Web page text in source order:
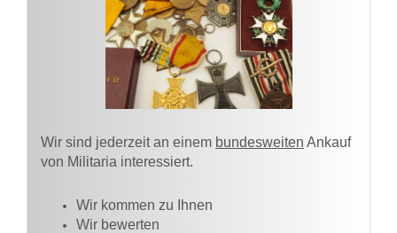
Wir sind jederzeit an einem bundesweiten Ankauf
von Militaria interessiert.
Wir kommen zu Ihnen​
Wir bewerten